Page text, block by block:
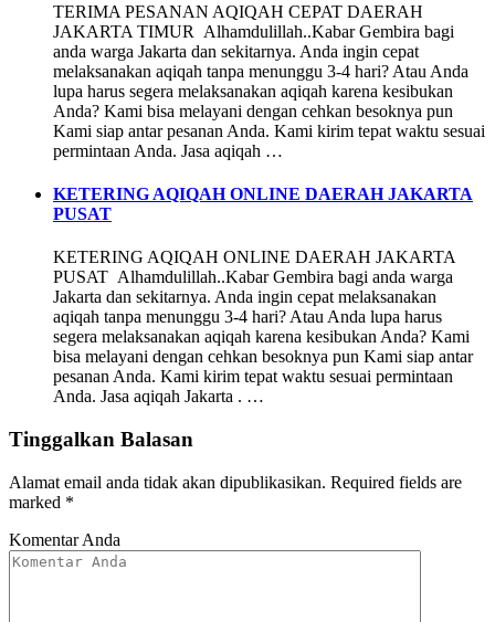
TERIMA PESANAN AQIQAH CEPAT DAERAH
JAKARTA TIMUR Alhamdulillah..Kabar Gembira bagi
anda warga Jakarta dan sekitarnya. Anda ingin cepat
melaksanakan aqiqah tanpa menunggu 3-4 hari? Atau Anda
lupa harus segera melaksanakan aqiqah karena kesibukan
Anda? Kami bisa melayani dengan cehkan besoknya pun
Kami siap antar pesanan Anda. Kami kirim tepat waktu sesuai
permintaan Anda. Jasa aqiqah …
KETERING AQIQAH ONLINE DAERAH JAKARTA
PUSAT
KETERING AQIQAH ONLINE DAERAH JAKARTA
PUSAT Alhamdulillah..Kabar Gembira bagi anda warga
Jakarta dan sekitarnya. Anda ingin cepat melaksanakan
aqiqah tanpa menunggu 3-4 hari? Atau Anda lupa harus
segera melaksanakan aqiqah karena kesibukan Anda? Kami
bisa melayani dengan cehkan besoknya pun Kami siap antar
pesanan Anda. Kami kirim tepat waktu sesuai permintaan
Anda. Jasa aqiqah Jakarta . …
Tinggalkan Balasan
Alamat email anda tidak akan dipublikasikan. Required fields are
marked *
Komentar Anda